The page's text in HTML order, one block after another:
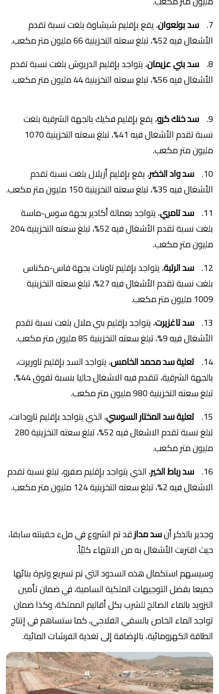
7.
سد بولعوان، يقع بإقليم شيشاوة بلغت نسبة تقدم
الأشغال فيه 52%، تبلغ سعته التخزينية 66 مليون متر مكعب.
8. سد بني عزيمان، يتواجد بإقليم الدريوش بلغت نسبة تقدم
الأشغال فيه 56%، تبلغ سعته التخزينية 44 مليون متر مكعب.
9. سد خنك كرو، يقع بإقليم فكيك بالجهة الشرقية بلغت
نسبة تقدم الأشغال فيه 41%، تبلغ سعته التخزينية 1070
مليون متر مكعب.
10.
سد واد الخضر، يقع بإقليم أزيلال بلغت نسبة تقدم
الأشغال فيه 35%، تبلغ سعته التخزينية 150 مليون متر مكعب.
11.
سد تامري، يتواجد بعمالة أكادير بجهة سوس-ماسة
بلغت نسبة تقدم الأشغال فيه 52%، تبلغ سعته التخزينية 204
مليون متر مكعب.
12.
سد الرتبة، يتواجد بإقليم تاونات بجهة فاس-مكناس
بلغت نسبة تقدم الأشغال فيه 27%، تبلغ سعته التخزينية
1009 مليون متر مكعب.
13.
سد تاغزيرت، يتواجد بإقليم بني ملال بلغت نسبة تقدم
الأشغال فيه 9%، تبلغ سعته التخزينية 85 مليون متر مكعب.
14.
تعلية سد محمد الخامس، يتواجد السد بإقليم تاوريرت،
بالجهة الشرقية، تتقدم فيه الاشغال حاليا بنسبة تفوق 44%،
تبلغ سعته التخزينية 980 مليون متر مكعب.
15.
تعلية سد المختار السوسي، الذي يتواجد بإقليم تارودانت،
تبلغ نسبة تقدم الاشغال فيه 52%، تبلغ سعته التخزينية 280
مليون متر مكعب.
16.
سد رباط الخير، الذي يتواجد بإقليم صفرو، تبلغ نسبة تقدم
الاشغال فيه 2%، تبلغ سعته التخزينية 124 مليون متر مكعب.
وجدير بالذكر أنسد مدازقد تم الشروع في ملء حقينته سابقا،
حيث اقتربت الأشغال به من الانتهاء كليّاً.
وسيسهم استكمال هذه السدود التي تم تسريع وتيرة بنائها
جميعا بفضل التوجيهات الملكية السامية، في ضمان تأمين
التزويد بالماء الصالح للشرب بكل أقاليم المملكة، وكذا ضمان
تواجد الماء الخاص بالسقي الفلاحي، كما ستساهم في إنتاج
الطاقة الكهرومائية، بالإضافة إلى تغذية الفرشات المائية.